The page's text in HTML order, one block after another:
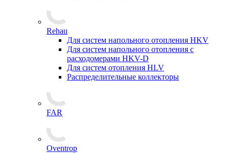
Rehau
Для систем напольного отопления HKV
Для систем напольного отопления с
расходомерами HKV-D
Для систем отопления HLV
Распределительные коллекторы
FAR
Oventrop